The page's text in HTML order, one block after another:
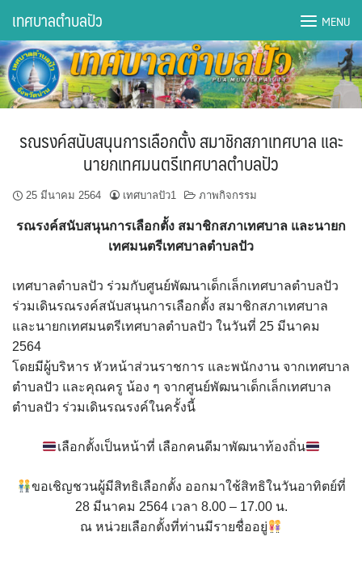
content
DWQA Ask Question
DWQA Questions
กองการศึกษา
กองคลัง
กองช่าง
กองยุทธศาสตร์และงบประมาณ
กองสาธารณสุขฯ
การเปิดเผยข้อมูลข่าวสารปี 2566 integrity transparency
assessment ITA2023
ข้อกำหนดการใช้งาน
ข้อมูลประชากร
ข้อมูลพื้นฐานของศูนย์บริการนักท่องเที่ยว เทศบาลตำบลปัว
ขั้นตอนการขอรับบริการ
เทศบาลตำบลปัว MENU
รณรงค์สนับสนุนการเลือกตั้ง สมาชิกสภาเทศบาล และ
นายกเทศมนตรีเทศบาลตำบลปัว
25 มีนาคม 2564 เทศบาลปัว1 ภาพกิจกรรม
รณรงค์สนับสนุนการเลือกตั้ง สมาชิกสภาเทศบาล และนายก
เทศมนตรีเทศบาลตำบลปัว
เทศบาลตำบลปัว ร่วมกับศูนย์พัฒนาเด็กเล็กเทศบาลตำบลปัว
ร่วมเดินรณรงค์สนับสนุนการเลือกตั้ง สมาชิกสภาเทศบาล
และนายกเทศมนตรีเทศบาลตำบลปัว ในวันที่ 25 มีนาคม
2564
โดยมีผู้บริหาร หัวหน้าส่วนราชการ และพนักงาน จากเทศบาล
ตำบลปัว และคุณครู น้อง ๆ จากศูนย์พัฒนาเด็กเล็กเทศบาล
ตำบลปัว ร่วมเดินรณรงค์ในครั้งนี้
เลือกตั้งเป็นหน้าที่ เลือกคนดีมาพัฒนาท้องถิ่น
ขอเชิญชวนผู้มีสิทธิเลือกตั้ง ออกมาใช้สิทธิในวันอาทิตย์ที่
28 มีนาคม 2564 เวลา 8.00 – 17.00 น.
ณ หน่วยเลือกตั้งที่ท่านมีรายชื่ออยู่